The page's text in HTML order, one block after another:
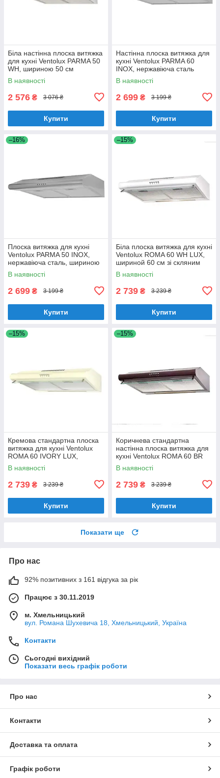
Біла настінна плоска витяжка
для кухні Ventolux PARMA 50
WH, шириною 50 см
В наявності
2 576 ₴ 3 076 ₴
Купити
Настінна плоска витяжка для
кухні Ventolux PARMA 60
INOX, нержавіюча сталь
шириною 60 см
В наявності
2 699 ₴ 3 199 ₴
Купити
–16%
Плоска витяжка для кухні
Ventolux PARMA 50 INOX,
нержавіюча сталь, шириною
50 см, під навісну шафу
В наявності
2 699 ₴ 3 199 ₴
Купити
–15%
Біла плоска витяжка для кухні
Ventolux ROMA 60 WH LUX,
шириной 60 см зі скляним
козирком
В наявності
2 739 ₴ 3 239 ₴
Купити
–15%
Кремова стандартна плоска
витяжка для кухні Ventolux
ROMA 60 IVORY LUX,
шириною 60 см, під навісну
шафу
В наявності
2 739 ₴ 3 239 ₴
Купити
–15%
Коричнева стандартна
настінна плоска витяжка для
кухні Ventolux ROMA 60 BR
LUX, шириною 60 см
В наявності
2 739 ₴ 3 239 ₴
Купити
Показати ще
Про нас
92% позитивних з 161 відгука за рік
Працює з 30.11.2019
м. Хмельницький
вул. Романа Шухевича 18, Хмельницький, Україна
Контакти
Сьогодні вихідний
Показати весь графік роботи
Про нас
Контакти
Доставка та оплата
Графік роботи